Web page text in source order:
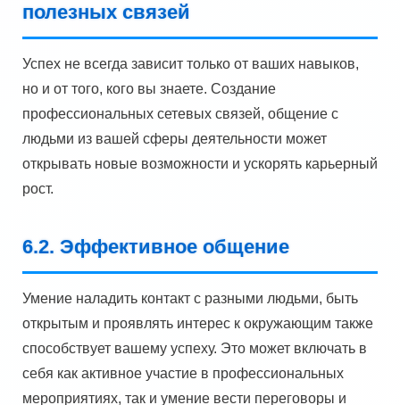
полезных связей
Успех не всегда зависит только от ваших навыков,
но и от того, кого вы знаете. Создание
профессиональных сетевых связей, общение с
людьми из вашей сферы деятельности может
открывать новые возможности и ускорять карьерный
рост.
6.2. Эффективное общение
Умение наладить контакт с разными людьми, быть
открытым и проявлять интерес к окружающим также
способствует вашему успеху. Это может включать в
себя как активное участие в профессиональных
мероприятиях, так и умение вести переговоры и